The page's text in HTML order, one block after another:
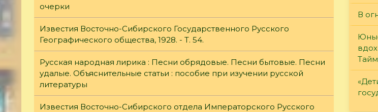
очерки
Известия Восточно-Сибирского Государственного Русского
Географического общества, 1928. - Т. 54.
Русская народная лирика : Песни обрядовые. Песни бытовые. Песни
удалые. Объяснительные статьи : пособие при изучении русской
литературы
Известия Восточно-Сибирского отдела Императорского Русского
В